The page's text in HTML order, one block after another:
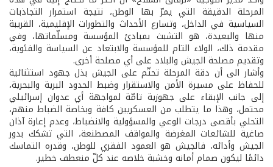
المرحلة الدقيقة التي يمرّ بها الوطن، نتيجة استمرار التجاذبات
السياسية في الداخل، وتسارع الأحداث والتطورات الإقليمية، القريبة
منها والبعيدة، هو التشبث بمبادئ المؤسسة ومسلّماتها، وفي
مقدمة ذلك، الولاء التام للمؤسسة والابتعاد عن السياسة والفئوية،
وتقديم مصلحة الجيش والبلاد على أي مصلحة أخرى.
وأشار الى أن دقة المرحلة تحتّم على الجيش بذل جهود استثنائية
للحفاظ على مسيرة الأمن والاستقرار وضبط الحدود البرية والبحرية،
إلى جانب الإبقاء على جهوزية تامّة لمواجهة أي عدوان إسرائيلي
محتمل، وهذا ما يتطلب من العسكريين كافة وبخاصة الضباط منهم،
التحلي بأقصى درجات الوعي والمسؤولية والانضباط، وعدم إعارة آذان
صاغية للشائعات المغرضة والمواقف المصطنعة، التي تشكك بدور
الجيش وأدائه، فالجيش هو العمود الفقري للوطن، وقدره التماسك
دائمًا ليكون صمام أمانه وخشبة خلاصه عند كلّ منعطف خطير.